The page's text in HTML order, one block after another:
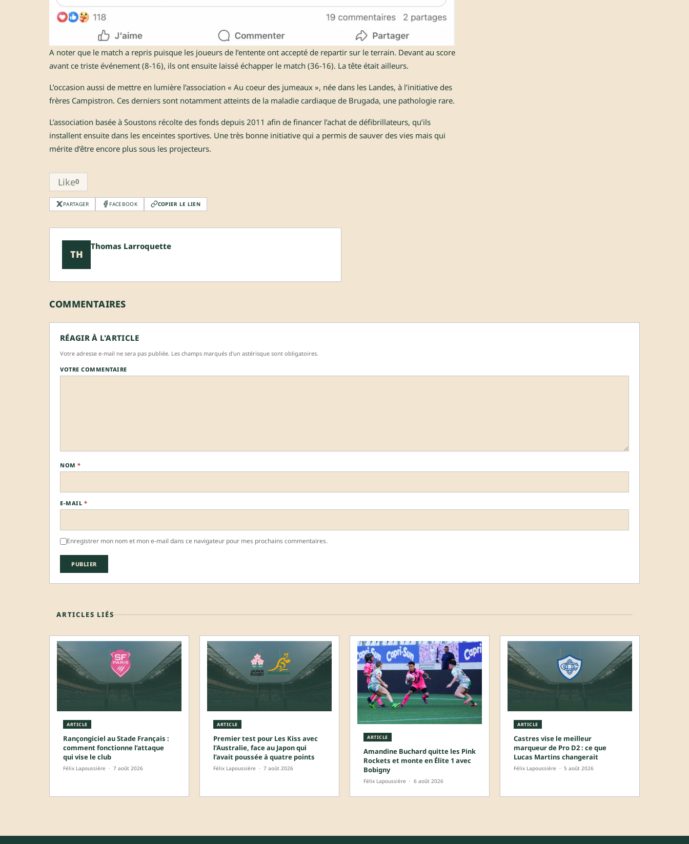
A noter que le match a repris puisque les joueurs de l’entente ont accepté de repartir sur le terrain. Devant au score
avant ce triste événement (8-16), ils ont ensuite laissé échapper le match (36-16). La tête était ailleurs.
L’occasion aussi de mettre en lumière l’association « Au coeur des jumeaux », née dans les Landes, à l’initiative des
frères Campistron. Ces derniers sont notamment atteints de la maladie cardiaque de Brugada, une pathologie rare.
L’association basée à Soustons récolte des fonds depuis 2011 afin de financer l’achat de défibrillateurs, qu’ils
installent ensuite dans les enceintes sportives. Une très bonne initiative qui a permis de sauver des vies mais qui
mérite d’être encore plus sous les projecteurs.
Like0
PARTAGER FACEBOOK COPIER LE LIEN
TH
Thomas Larroquette
COMMENTAIRES
RÉAGIR À L'ARTICLE
Votre adresse e-mail ne sera pas publiée. Les champs marqués d'un astérisque sont obligatoires.
VOTRE COMMENTAIRE
NOM *
E-MAIL *
Enregistrer mon nom et mon e-mail dans ce navigateur pour mes prochains commentaires.
ARTICLES LIÉS
ARTICLE
Rançongiciel au Stade Français :
comment fonctionne l’attaque
qui vise le club
Félix Lapoussière · 7 août 2026
ARTICLE
Premier test pour Les Kiss avec
l’Australie, face au Japon qui
l’avait poussée à quatre points
Félix Lapoussière · 7 août 2026
ARTICLE
Amandine Buchard quitte les Pink
Rockets et monte en Élite 1 avec
Bobigny
Félix Lapoussière · 6 août 2026
ARTICLE
Castres vise le meilleur
marqueur de Pro D2 : ce que
Lucas Martins changerait
Félix Lapoussière · 5 août 2026